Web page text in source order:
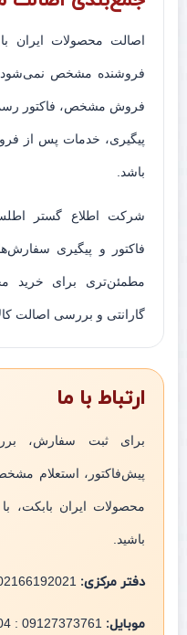
اصالت محصولات ایران
فروشنده مشخص نمی‌شود.
فروش مشخص، فاکتور
پیگیری، خدمات پس از
باشد.
شرکت اطلاع گستر
فاکتور و پیگیری
مطمئن‌تری برای خرید
گارانتی و بررسی اصالت
ارتباط با ما
برای ثبت سفارش،
پیش‌فاکتور، استعلام
محصولات ایران بابکت،
باشید.
دفتر مرکزی:
موبایل: